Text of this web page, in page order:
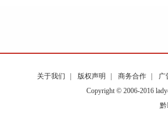
关于我们 版权声明 商务合作
广
Copyright © 2006-2016
黔